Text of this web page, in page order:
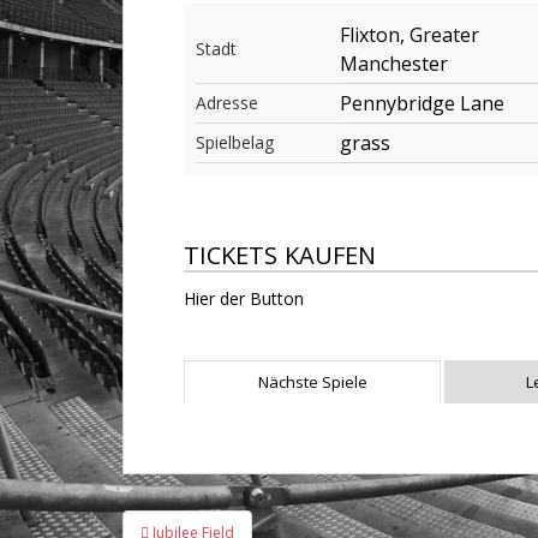
Stadt
Flixton, Greater
Manchester
Adresse Pennybridge Lane
Spielbelag grass
TICKETS KAUFEN
Hier der Button
Nächste Spiele
Beitragsnavigation
Jubilee Field